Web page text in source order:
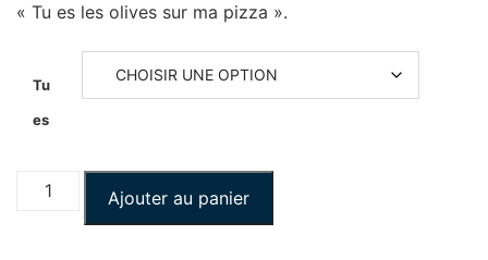
« Tu es les olives sur ma pizza ».
Tu
es
Ajouter au panier